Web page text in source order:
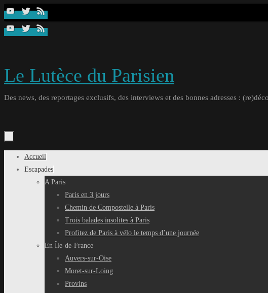
Passer
contenu
Le Lutèce du Parisien
Des news, des reportages exclusifs, des interviews et des bonnes adresses :
Passer
Accueil
Escapades
A Paris
Paris en 3 jours
Chemin de Compostelle à Paris
Trois balades insolites à Paris
Profitez de Paris à vélo le temps d’une journée
En Île-de-France
Auvers-sur-Oise
Moret-sur-Loing
Provins